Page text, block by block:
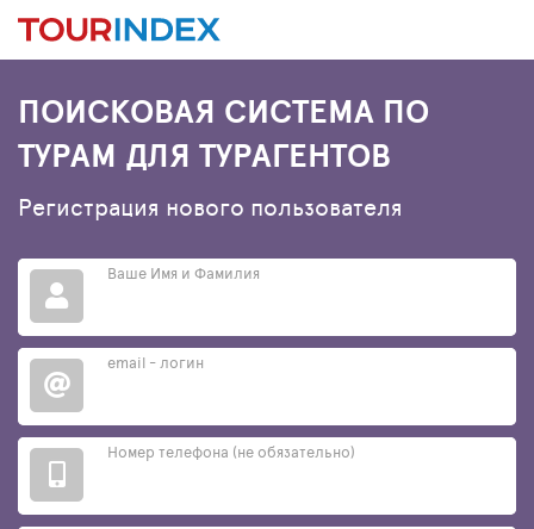
ПОИСКОВАЯ СИСТЕМА ПО
ТУРАМ ДЛЯ ТУРАГЕНТОВ
Регистрация нового пользователя
Ваше Имя и Фамилия
email - логин
Номер телефона (не обязательно)